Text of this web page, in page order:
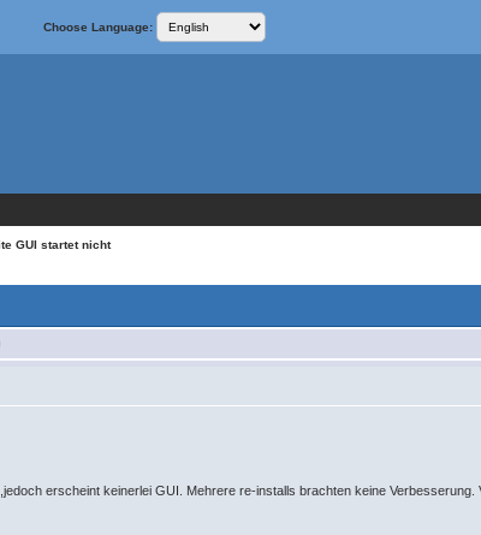
Choose Language:
GUI startet nicht
erscheint keinerlei GUI. Mehrere re-installs brachten keine